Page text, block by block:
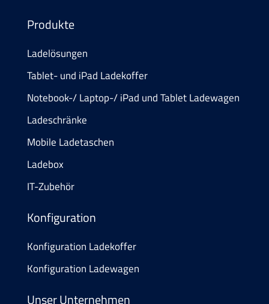
Produkte
Ladelösungen
Tablet- und iPad Ladekoffer
Notebook-/ Laptop-/ iPad und Tablet Ladewagen
Ladeschränke
Mobile Ladetaschen
Ladebox
IT-Zubehör
Konfiguration
Konfiguration Ladekoffer
Konfiguration Ladewagen
Unser Unternehmen